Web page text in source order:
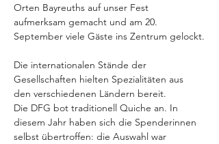
Orten Bayreuths auf unser Fest
aufmerksam gemacht und am 20.
September viele Gäste ins Zentrum gelockt.
Die internationalen Stände der
Gesellschaften hielten Spezialitäten aus
den verschiedenen Ländern bereit.
Die DFG bot traditionell Quiche an. In
diesem Jahr haben sich die Spenderinnen
selbst übertroffen: die Auswahl war